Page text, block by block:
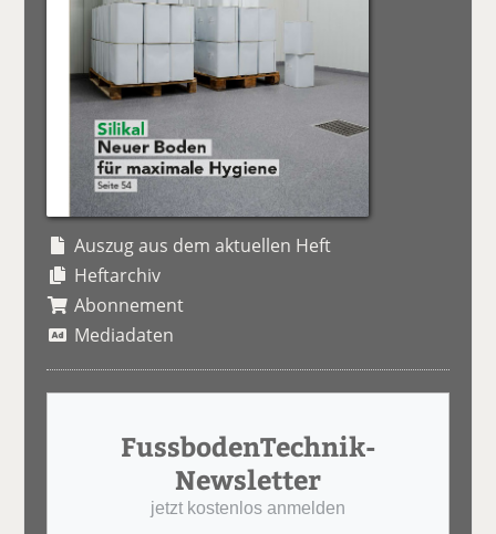
Auszug aus dem aktuellen Heft
Heftarchiv
Abonnement
Mediadaten
FussbodenTechnik-
Newsletter
jetzt kostenlos anmelden